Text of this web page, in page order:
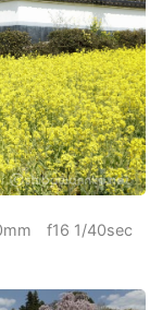
f16 1/40sec